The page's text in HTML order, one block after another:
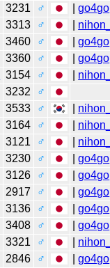
3231 ♂ |go4go
3313 ♂
3460 ♂ |go4go
3360 ♂ |go4go
3154 ♂
3232
♂
3533 ♂
3164 ♂
3121 ♂
3230 ♂ |go4go
3126 ♂ |go4go
2917 ♂ |go4go
3136 ♂ |go4go
3408 ♂ |go4go
3321 ♂
2846 ♂ |go4go